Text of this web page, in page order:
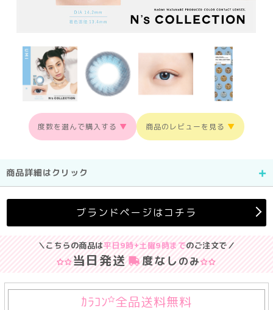
度数を選んで購入する ▼ 商品のレビューを見る ▼
商品詳細はクリック
ブランドページはコチラ
＼こちらの商品は平日9時+土曜9時までのご注文で／
当日発送 度なし のみ
ｶﾗｺﾝ 全品送料無料